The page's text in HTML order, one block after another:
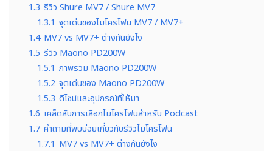
1.3 รีวิว Shure MV7 / Shure MV7
1.3.1 จุดเด่นของไมโครโฟน MV7 / MV7+
1.4 MV7 vs MV7+ ต่างกันยังไง
1.5 รีวิว Maono PD200W
1.5.1 ภาพรวม Maono PD200W
1.5.2 จุดเด่นของ Maono PD200W
1.5.3 ดีไซน์และอุปกรณ์ที่ให้มา
1.6 เคล็ดลับการเลือกไมโครโฟนสำหรับ Podcast
1.7 คำถามที่พบบ่อยเกี่ยวกับรีวิวไมโครโฟน
1.7.1 MV7 vs MV7+ ต่างกันยังไง